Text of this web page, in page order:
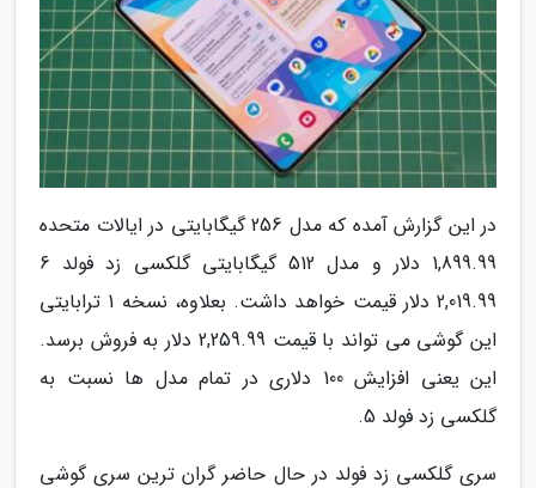
در این گزارش آمده که مدل 256 گیگابایتی در ایالات متحده
1,899.99 دلار و مدل 512 گیگابایتی گلکسی زد فولد 6
2,019.99 دلار قیمت خواهد داشت. بعلاوه، نسخه 1 ترابایتی
این گوشی می تواند با قیمت 2,259.99 دلار به فروش برسد.
این یعنی افزایش 100 دلاری در تمام مدل ها نسبت به
گلکسی زد فولد 5.
سری گلکسی زد فولد در حال حاضر گران ترین سری گوشی